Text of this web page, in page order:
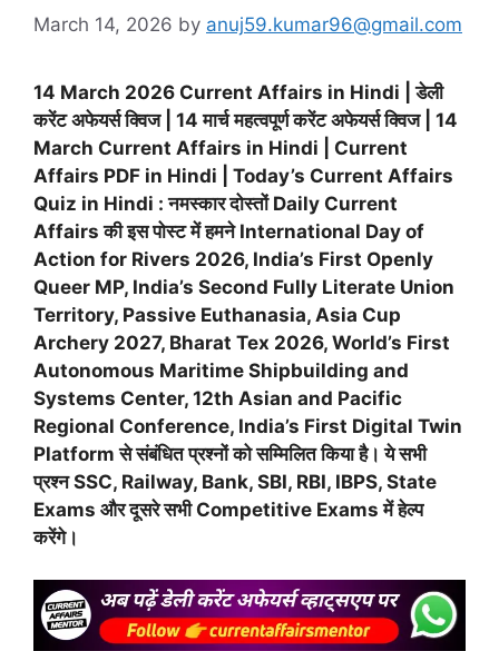
March 14, 2026 by anuj59.kumar96@gmail.com
14 March 2026 Current Affairs in Hindi | डेली
करेंट अफेयर्स क्विज | 14 मार्च महत्वपूर्ण करेंट अफेयर्स क्विज | 14
March Current Affairs in Hindi | Current
Affairs PDF in Hindi | Today’s Current Affairs
Quiz in Hindi : नमस्कार दोस्तों Daily Current
Affairs की इस पोस्ट में हमने International Day of
Action for Rivers 2026, India’s First Openly
Queer MP, India’s Second Fully Literate Union
Territory, Passive Euthanasia, Asia Cup
Archery 2027, Bharat Tex 2026, World’s First
Autonomous Maritime Shipbuilding and
Systems Center, 12th Asian and Pacific
Regional Conference, India’s First Digital Twin
Platform से संबंधित प्रश्नों को सम्मिलित किया है। ये सभी
प्रश्न SSC, Railway, Bank, SBI, RBI, IBPS, State
Exams और दूसरे सभी Competitive Exams में हेल्प
करेंगे।